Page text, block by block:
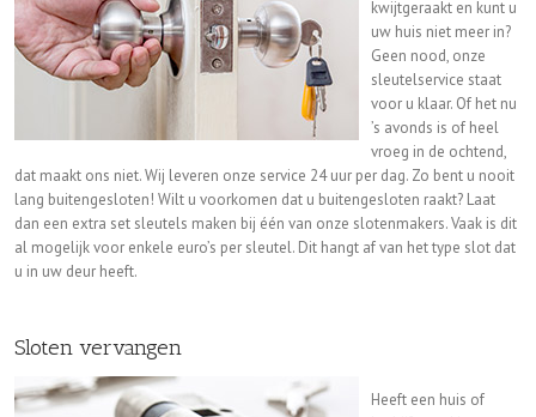
kwijtgeraakt en kunt u
uw huis niet meer in?
Geen nood, onze
sleutelservice staat
voor u klaar. Of het nu
’s avonds is of heel
vroeg in de ochtend,
dat maakt ons niet. Wij leveren onze service 24 uur per dag. Zo bent u nooit
lang buitengesloten! Wilt u voorkomen dat u buitengesloten raakt? Laat
dan een extra set sleutels maken bij één van onze slotenmakers. Vaak is dit
al mogelijk voor enkele euro’s per sleutel. Dit hangt af van het type slot dat
u in uw deur heeft.
Sloten vervangen
Heeft een huis of